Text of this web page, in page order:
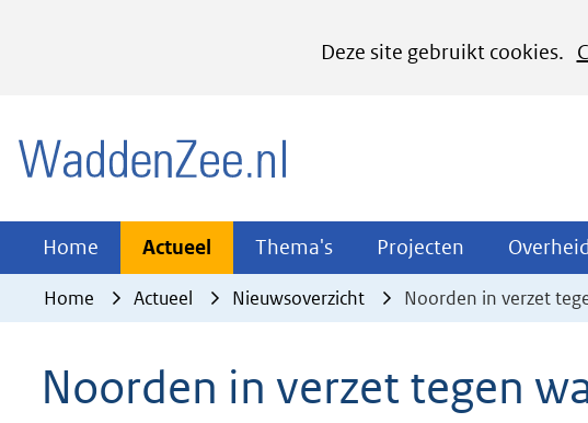
Deze site gebruikt cookies.
het
cookies
website
worden
Home Actueel Actueel
Uitklappen
Thema's Thema's
Uitklappen
Projecten Projecten
Uitklappen
Overheid
Home Actueel Nieuwsoverzicht Noorden in verzet
Noorden in verzet tegen